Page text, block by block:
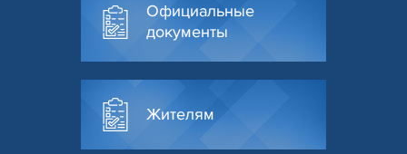
Официальные
документы
Жителям